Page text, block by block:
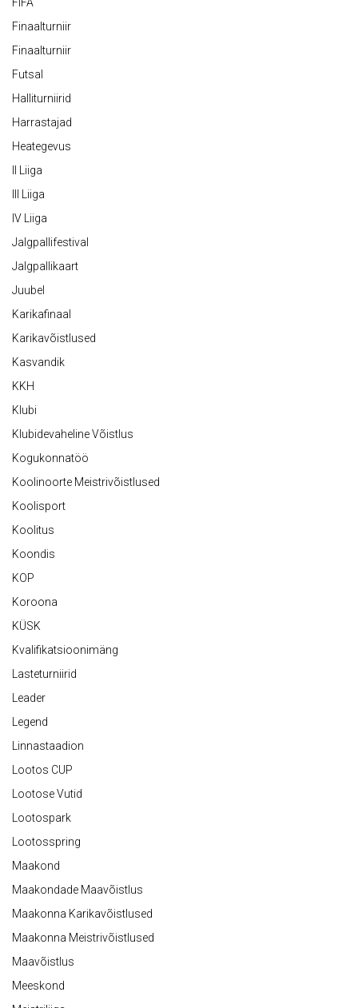
Finaalturniir
Finaalturniir
Futsal
Halliturniirid
Harrastajad
Heategevus
II Liiga
III Liiga
IV Liiga
Jalgpallifestival
Jalgpallikaart
Juubel
Karikafinaal
Karikavõistlused
Kasvandik
KKH
Klubi
Klubidevaheline Võistlus
Kogukonnatöö
Koolinoorte Meistrivõistlused
Koolisport
Koolitus
Koondis
KOP
Koroona
KÜSK
Kvalifikatsioonimäng
Lasteturniirid
Leader
Legend
Linnastaadion
Lootos CUP
Lootose Vutid
Lootospark
Lootosspring
Maakond
Maakondade Maavõistlus
Maakonna Karikavõistlused
Maakonna Meistrivõistlused
Maavõistlus
Meeskond